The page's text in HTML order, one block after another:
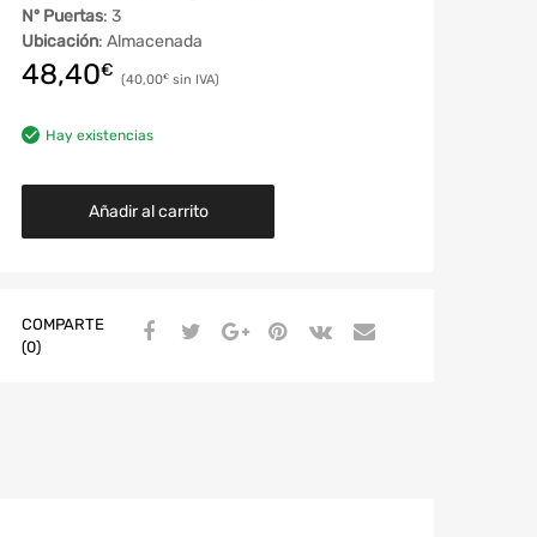
Nº Puertas: 3
Ubicación: Almacenada
48,40€ 40,00€
Hay existencias
Añadir al carrito
COMPARTE
(0)